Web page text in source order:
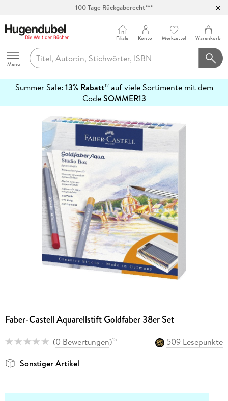
100 Tage Rückgaberecht***
Hugendubel
Menu
Filiale Konto Merkzettel Warenkorb
Summer Sale: 13% Rabatt12auf viele Sortimente mit dem
CodeSOMMER13
erfahren
Faber-Castell Aquarellstift Goldfaber 38er Set
(0 Bewertungen)15
509 Lesepunkte
Sonstiger Artikel